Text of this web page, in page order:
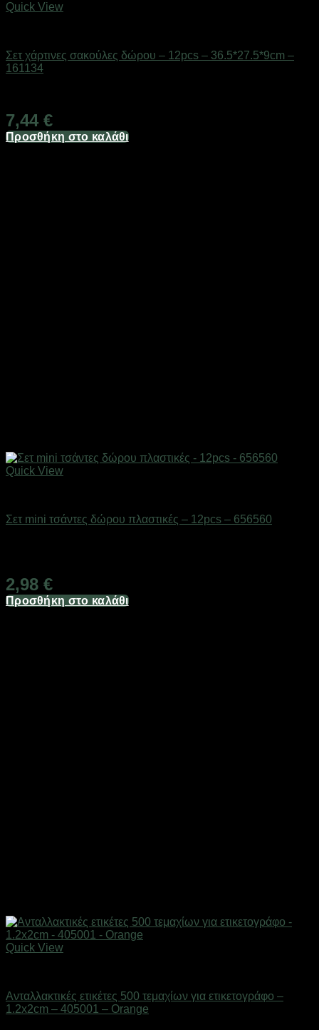
Quick View
Σετ χάρτινες σακούλες δώρου – 12pcs – 36.5*27.5*9cm –
161134
7,44 €
Προσθήκη στο καλάθι
Quick View
Σετ mini τσάντες δώρου πλαστικές – 12pcs – 656560
2,98 €
Προσθήκη στο καλάθι
Quick View
Ανταλλακτικές ετικέτες 500 τεμαχίων για ετικετογράφο –
1.2x2cm – 405001 – Orange